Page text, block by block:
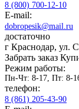
8 (800) 700-12-10
E-mail:
dobropesik@mail.ru
достаточно
г Краснодар, ул.
Забрать заказ
Режим работы:
Пн-Чт: 8-17, Пт: 8-
телефон:
8 (861) 205-43-90